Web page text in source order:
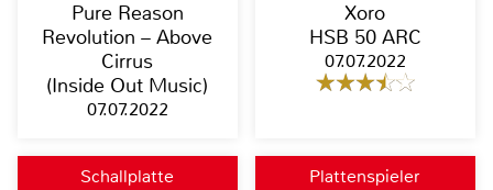
Pure Reason
Revolution – Above
Cirrus
(Inside Out Music)
07.07.2022
Xoro
HSB 50 ARC
07.07.2022
Schallplatte
Plattenspieler